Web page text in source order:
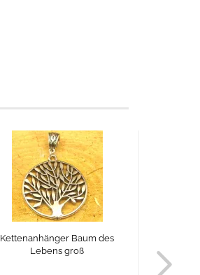
Kettenanhänger Baum des
Lebens groß